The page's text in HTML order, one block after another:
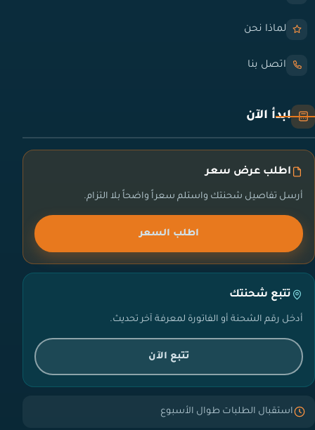
لماذا نحن
اتصل بنا
ابدأ الآن
اطلب عرض سعر
أرسل تفاصيل شحنتك واستلم سعراً واضحاً بلا التزام.
اطلب السعر
تتبع شحنتك
أدخل رقم الشحنة أو الفاتورة لمعرفة آخر تحديث.
تتبع الآن
استقبال الطلبات طوال الأسبوع